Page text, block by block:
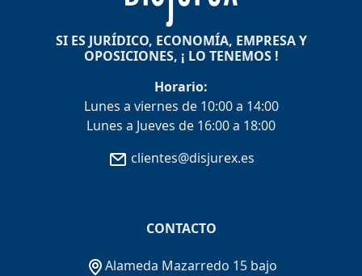
SI ES JURÍDICO, ECONOMÍA, EMPRESA Y
OPOSICIONES, ¡ LO TENEMOS !
Horario:
Lunes a viernes de 10:00 a 14:00
Lunes a Jueves de 16:00 a 18:00
clientes@disjurex.es
CONTACTO
Alameda Mazarredo 15 bajo